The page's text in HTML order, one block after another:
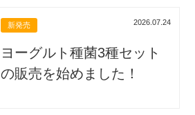
新発売 2026.07.24
ヨーグルト種菌3種セット
の販売を始めました！